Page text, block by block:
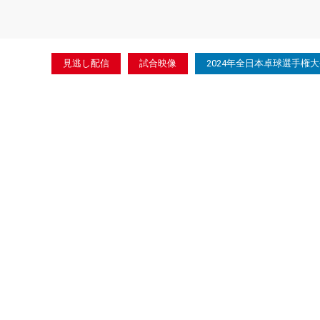
見逃し配信 試合映像 2024年全日本卓球選手権